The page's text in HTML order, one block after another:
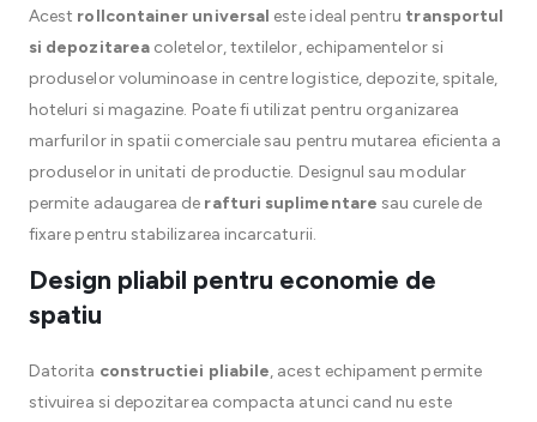
Acest rollcontainer universal este ideal pentru transportul
si depozitareacoletelor, textilelor, echipamentelor si
produselor voluminoase in centre logistice, depozite, spitale,
hoteluri si magazine. Poate fi utilizat pentru organizarea
marfurilor in spatii comerciale sau pentru mutarea eficienta a
produselor in unitati de productie. Designul sau modular
permite adaugarea de rafturi suplimentare sau curele de
fixare pentru stabilizarea incarcaturii.
Design pliabil pentru economie de
spatiu
Datorita constructiei pliabile, acest echipament permite
stivuirea si depozitarea compacta atunci cand nu este